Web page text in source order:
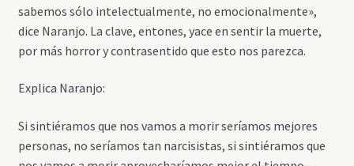
sabemos sólo intelectualmente, no emocionalmente»,
dice Naranjo. La clave, entones, yace en sentir la muerte,
por más horror y contrasentido que esto nos parezca.
Explica Naranjo:
Si sintiéramos que nos vamos a morir seríamos mejores
personas, no seríamos tan narcisistas, si sintiéramos que